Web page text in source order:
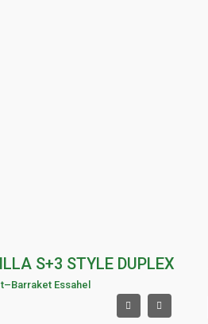
S+3 STYLE DUPLEX
–Barraket Essahel